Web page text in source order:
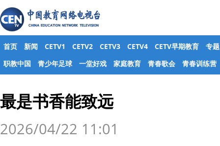
首页 新闻 CETV1 CETV2 CETV3 CETV4 CETV早期教育
专题
职教中国
青少年足球 一堂好戏 家庭教育 青春歌会 青春训练营
最是书香能致远
2026/04/22 11:01